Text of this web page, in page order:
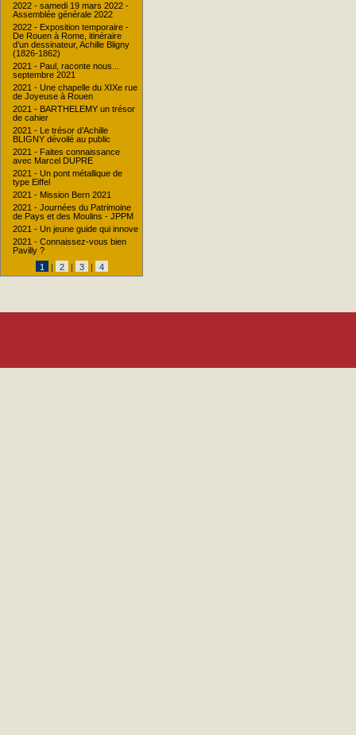
2022 - samedi 19 mars 2022 -
Assemblée générale 2022
2022 - Exposition temporaire -
De Rouen à Rome, itinéraire
d’un dessinateur, Achille Bligny
(1826-1862)
2021 - Paul, raconte nous...
septembre 2021
2021 - Une chapelle du XIXe rue
de Joyeuse à Rouen
2021 - BARTHELEMY un trésor
de cahier
2021 - Le trésor d’Achille
BLIGNY dévoilé au public
2021 - Faites connaissance
avec Marcel DUPRE
2021 - Un pont métallique de
type Eiffel
2021 - Mission Bern 2021
2021 - Journées du Patrimoine
de Pays et des Moulins - JPPM
2021 - Un jeune guide qui innove
2021 - Connaissez-vous bien
Pavilly ?
1
| 2 | 3 | 4